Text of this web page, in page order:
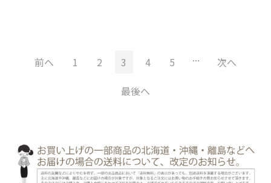
前へ 1 2 3 4 5 ...
次へ
最後へ